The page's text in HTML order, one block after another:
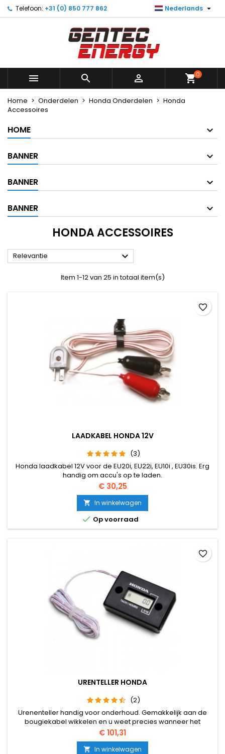
Telefoon: +31 (0) 850 777 862 Nederlands 
   shopping_cart0
Home Onderdelen Honda Onderdelen
Honda
Accessoires
HOME
BANNER
BANNER
BANNER
HONDA ACCESSOIRES
Relevantie 
Item 1-12 van 25 in totaal item(s)
LAADKABEL HONDA 12V
(3)
Honda laadkabel 12V voor de EU20i, EU22i, EU10i , EU30is. Erg
handig om accu's op te laden.
Prijs
€ 30,25
 In winkelwagen
 Op voorraad
favorite_border
URENTELLER HONDA
(2)
Urenenteller handig voor onderhoud. Gemakkelijk aan de
bougiekabel wikkelen en u weet precies wanneer het
onderhoud ingepland moet worden. (voor benzine
aggregaten)
Prijs
€ 101,31
 In winkelwagen
favorite_border
Mijn verlanglijst ×
Maak nieuwe lijst
((modalTitle)) ×
((confirmMessage))
((cancelText)) ((modalDeleteText))
Maak een verlanglijst ×
Verlanglijst naam
Annuleren Maak een verlanglijst
Inloggen ×
U moet ingelogd zijn om producten in uw verlanglijst
Inloggen